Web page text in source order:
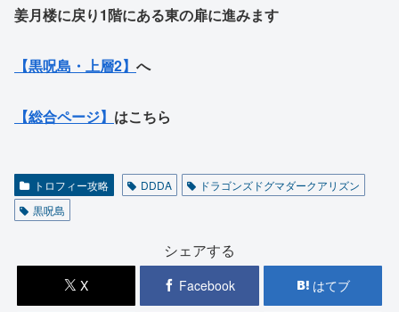
姜月楼に戻り1階にある東の扉に進みます
【黒呪島・上層2】 へ
【総合ページ】 はこちら
トロフィー攻略 DDDA
ドラゴンズドグマダークアリズン
黒呪島
シェアする
X Facebook はてブ